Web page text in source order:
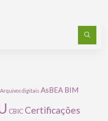
Arquivos digitais AsBEA BIM
CBIC Certificações